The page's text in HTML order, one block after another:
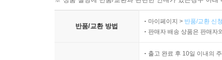
반품/교환 방법
마이페이지 > 반품/교환 신
판매자 배송 상품은 판매자
출고 완료 후 10일 이내의